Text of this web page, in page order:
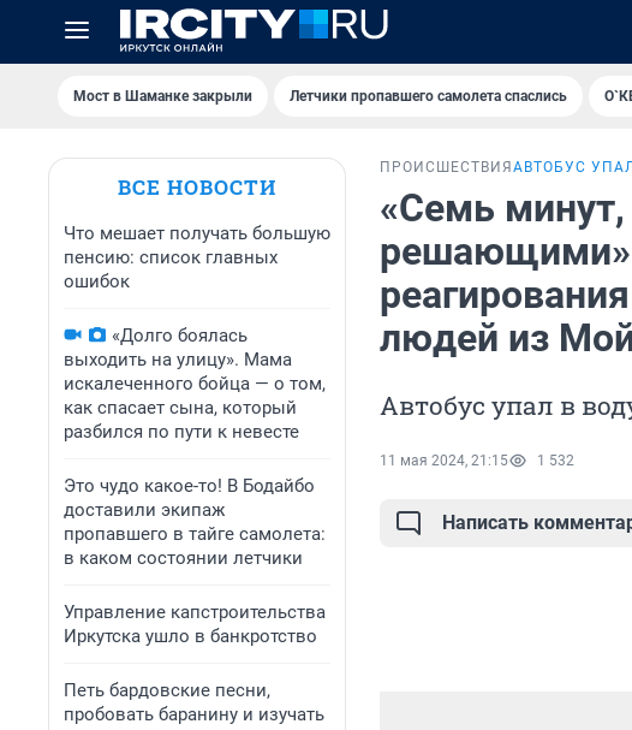
Мост в Шаманке закрыли Летчики пропавшего самолета спаслись
ВСЕ НОВОСТИ
Что мешает получать большую
пенсию: список главных
ошибок
«Долго боялась
выходить на улицу». Мама
искалеченного бойца — о том,
как спасает сына, который
разбился по пути к невесте
Это чудо какое-то! В Бодайбо
доставили экипаж
пропавшего в тайге самолета:
в каком состоянии летчики
Управление капстроительства
Иркутска ушло в банкротство
Петь бардовские песни,
пробовать баранину и изучать
ПРОИСШЕСТВИЯ АВТОБУС
«Семь
решающими».
людей из
Автобус упал в
11 мая 2024, 21:15 1 532
Написать